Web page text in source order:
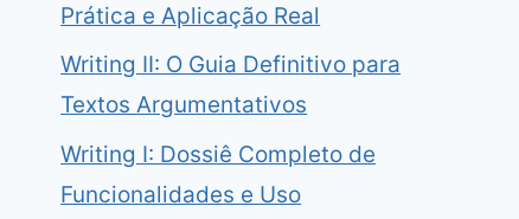
Prática e Aplicação Real
Writing II: O Guia Definitivo para
Textos Argumentativos
Writing I: Dossiê Completo de
Funcionalidades e Uso